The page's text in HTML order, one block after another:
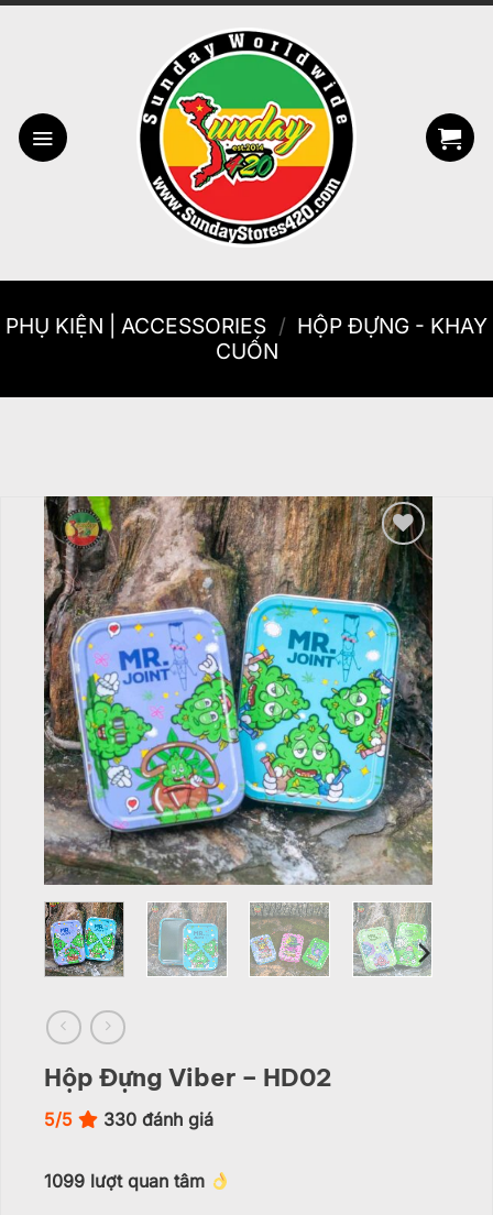
Bỏ
PHỤ KIỆN | ACCESSORIES / HỘP ĐỰNG - KHAY
CUỐN
Add to
wishlist
Hộp Đựng Viber – HD02
5/5 330 đánh giá
1099 lượt quan tâm